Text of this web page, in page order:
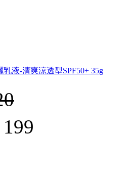
乳液-清爽涼透型SPF50+ 35g
199